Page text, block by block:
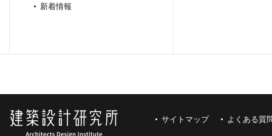
新着情報
サイトマップ よくある質